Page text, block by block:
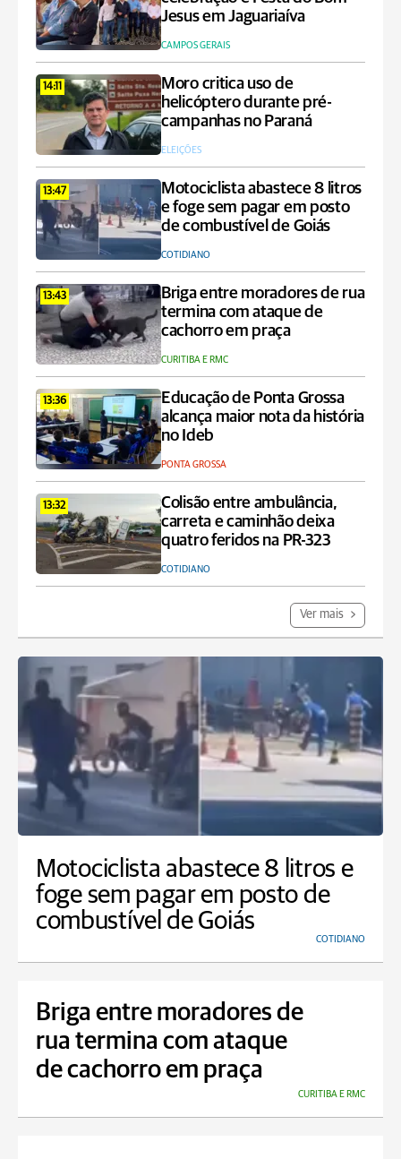
Jesus em Jaguariaíva
CAMPOS GERAIS
14:11
Moro critica uso de
helicóptero durante pré-
campanhas no Paraná
ELEIÇÕES
13:47
Motociclista abastece 8 litros
e foge sem pagar em posto
de combustível de Goiás
COTIDIANO
13:43
Briga entre moradores de rua
termina com ataque de
cachorro em praça
CURITIBA E RMC
13:36
Educação de Ponta Grossa
alcança maior nota da história
no Ideb
PONTA GROSSA
13:32
Colisão entre ambulância,
carreta e caminhão deixa
quatro feridos na PR-323
COTIDIANO
Ver mais
Motociclista abastece 8 litros e
foge sem pagar em posto de
combustível de Goiás
COTIDIANO
Briga entre moradores de
rua termina com ataque
de cachorro em praça
CURITIBA E RMC